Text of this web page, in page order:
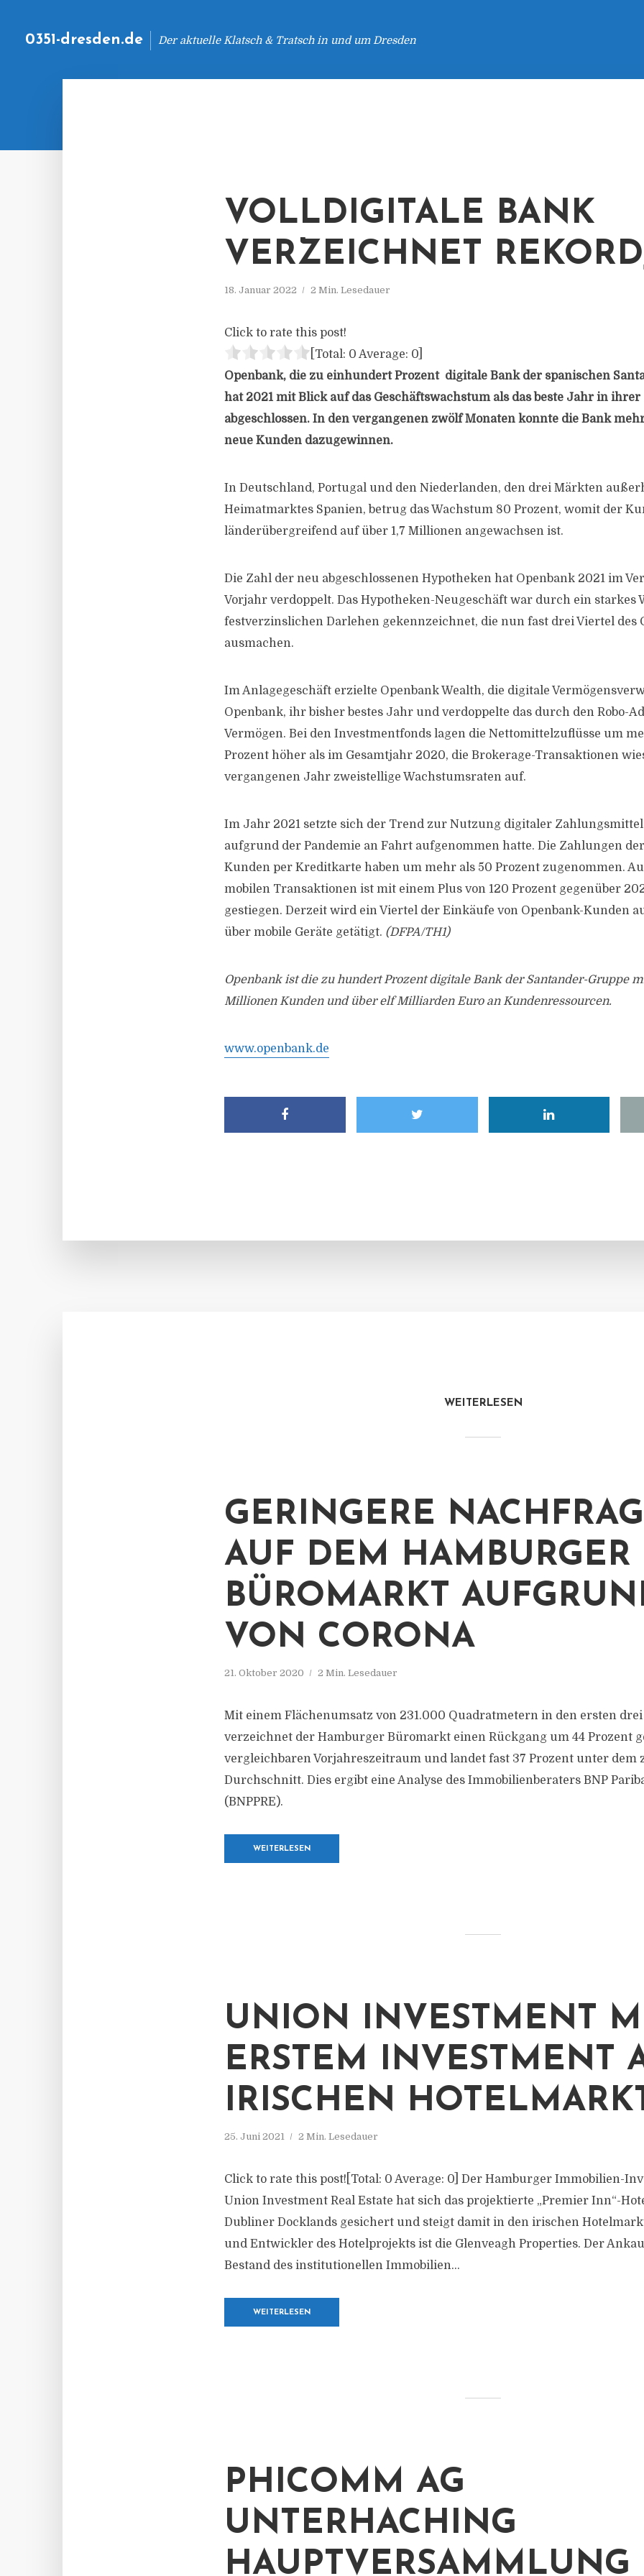
0351-dresden.de Der aktuelle Klatsch & Tratsch in und um Dresden
VOLLDIGITALE BANK
VERZEICHNET
18. Januar 2022 2 Min. Lesedauer
Click to rate this post!
[Total: 0 Average: 0
Openbank, die zu einhundert Prozent digitale Bank der spanischen
hat 2021 mit Blick auf das Geschäftswachstum als das beste Jahr in ihrer
abgeschlossen. In den vergangenen zwölf Monaten konnte die Bank
neue Kunden dazugewinnen.
In Deutschland, Portugal und den Niederlanden, den drei Märkten
Heimatmarktes Spanien, betrug das Wachstum 80 Prozent, womit der
länderübergreifend auf über 1,7 Millionen angewachsen ist.
Die Zahl der neu abgeschlossenen Hypotheken hat Openbank 2021 im
Vorjahr verdoppelt. Das Hypotheken-Neugeschäft war durch ein starkes
festverzinslichen Darlehen gekennzeichnet, die nun fast drei Viertel des
ausmachen.
Im Anlagegeschäft erzielte Openbank Wealth, die digitale
Openbank, ihr bisher bestes Jahr und verdoppelte das durch den Robo-
Vermögen. Bei den Investmentfonds lagen die Nettomittelzuflüsse um
Prozent höher als im Gesamtjahr 2020, die Brokerage-Transaktionen
vergangenen Jahr zweistellige Wachstumsraten auf.
Im Jahr 2021 setzte sich der Trend zur Nutzung digitaler
aufgrund der Pandemie an Fahrt aufgenommen hatte. Die Zahlungen
Kunden per Kreditkarte haben um mehr als 50 Prozent zugenommen.
mobilen Transaktionen ist mit einem Plus von 120 Prozent gegenüber
gestiegen. Derzeit wird ein Viertel der Einkäufe von Openbank-Kunden
über mobile Geräte getätigt. (DFPA/TH1)
Openbank ist die zu hundert Prozent digitale Bank der Santander-Gruppe
Millionen Kunden und über elf Milliarden Euro an Kundenressourcen.
www.openbank.de
WEITERLESEN
GERINGERE
AUF DEM HAMBURGER
BÜROMARKT
VON CORONA
21. Oktober 2020 2 Min. Lesedauer
Mit einem Flächenumsatz von 231.000 Quadratmetern in den ersten
verzeichnet der Hamburger Büromarkt einen Rückgang um 44 Prozent
vergleichbaren Vorjahreszeitraum und landet fast 37 Prozent unter dem
Durchschnitt. Dies ergibt eine Analyse des Immobilienberaters BNP
(BNPPRE).
WEITERLESEN
UNION INVESTMENT
ERSTEM INVESTMENT
IRISCHEN
25. Juni 2021 2 Min. Lesedauer
Click to rate this post![Total: 0 Average: 0] Der Hamburger Immobilien-
Union Investment Real Estate hat sich das projektierte „Premier Inn“-
Dubliner Docklands gesichert und steigt damit in den irischen
und Entwickler des Hotelprojekts ist die Glenveagh Properties. Der
Bestand des institutionellen Immobilien...
WEITERLESEN
PHICOMM AG
UNTERHACHING
HAUPTVERSAMMLUNG